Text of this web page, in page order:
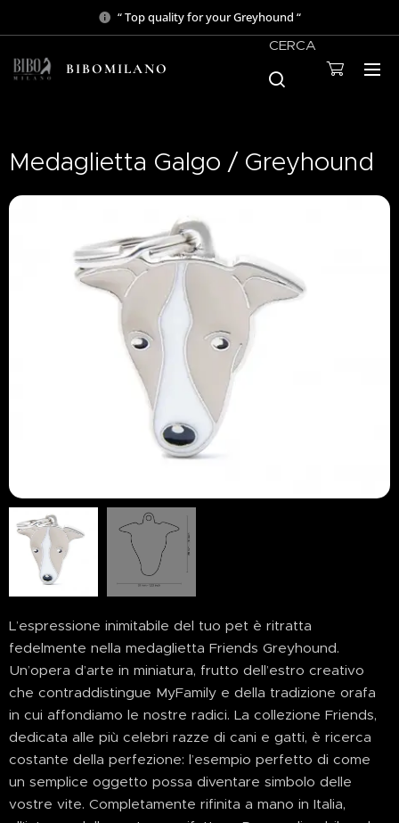
“ Top quality for your Greyhound “
BIBOMILANO
CERCA
Medaglietta Galgo / Greyhound
L’espressione inimitabile del tuo pet è ritratta
fedelmente nella medaglietta Friends Greyhound.
Un’opera d’arte in miniatura, frutto dell’estro creativo
che contraddistingue MyFamily e della tradizione orafa
in cui affondiamo le nostre radici. La collezione Friends,
dedicata alle più celebri razze di cani e gatti, è ricerca
costante della perfezione: l’esempio perfetto di come
un semplice oggetto possa diventare simbolo delle
vostre vite. Completamente rifinita a mano in Italia,